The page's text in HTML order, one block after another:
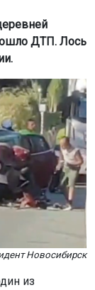
ДТП. Лось
Новосибирск
из